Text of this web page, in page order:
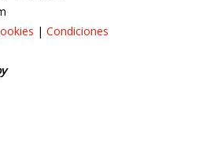
| Condiciones